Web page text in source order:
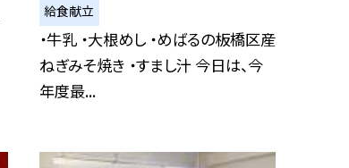
給食献立
・牛乳 ・大根めし ・めばるの板橋区産
ねぎみそ焼き ・すまし汁 今日は、今
年度最...